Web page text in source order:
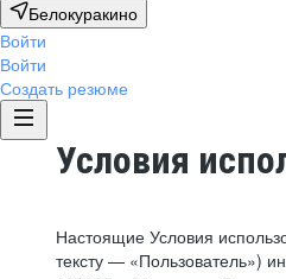
Белокуракино
Войти
Войти
Создать резюме
Условия
Настоящие Условия
тексту — «Пользователь»)